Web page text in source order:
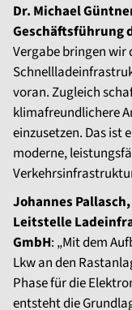
Dr. Michael
Geschäftsführung
Vergabe bringen wir
voran. Zugleich
klimafreundlichere
einzusetzen. Das ist
moderne,
Johannes
Leitstelle
GmbH: „Mit dem
Lkw an den
Phase für die
entsteht die